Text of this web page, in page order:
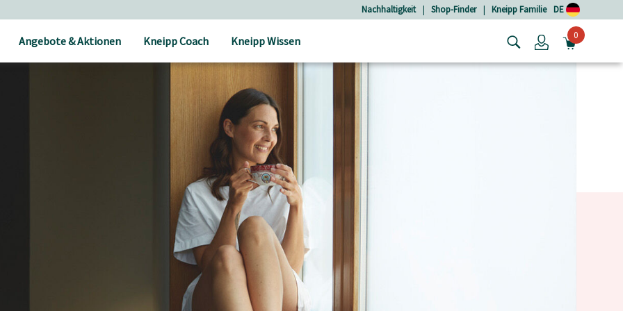
Nachhaltigkeit | Shop-Finder | Kneipp Familie DE
Angebote & Aktionen Kneipp Coach Kneipp Wissen Login0